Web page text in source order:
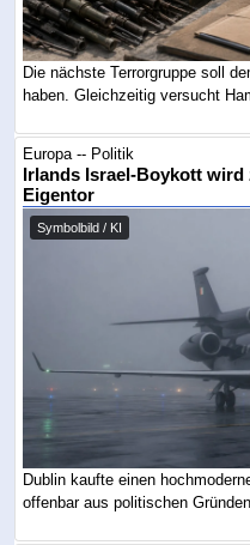
Die nächste Terrorgruppe soll
haben. Gleichzeitig versucht
Europa -- Politik
Irlands Israel-Boykott
Eigentor
Symbolbild / KI
Dublin kaufte einen
offenbar aus politischen Gründen